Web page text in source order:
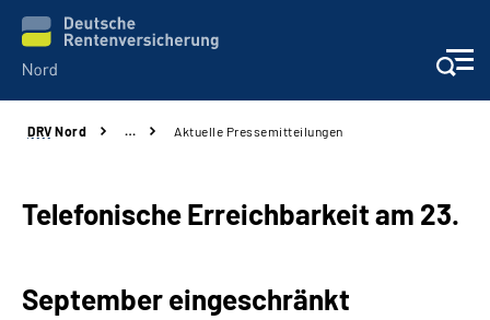
Aktuelles
Services
DRV Nord … Aktuelle Pressemitteilungen
Telefonische Erreichbarkeit am 23.
September eingeschränkt